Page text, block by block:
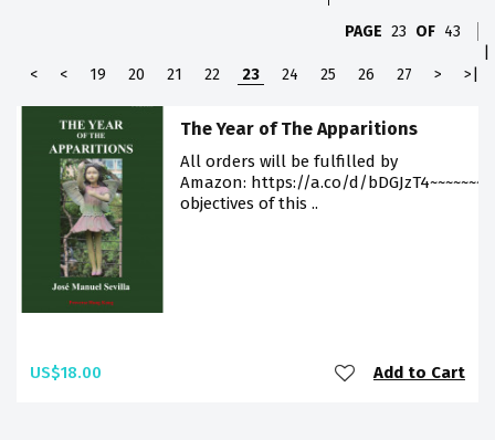
PAGE 23 OF 43
<
< 19 20 21 22 23 24 25 26 27 > >|
The Year of The Apparitions
All orders will be fulfilled by
Amazon: https://a.co/d/
objectives of this ..
US$18.00 Add to Cart